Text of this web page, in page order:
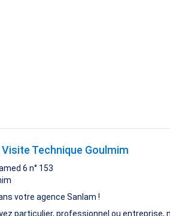
Technique Goulmim
6 n° 153
votre agence Sanlam !
particulier, professionnel ou